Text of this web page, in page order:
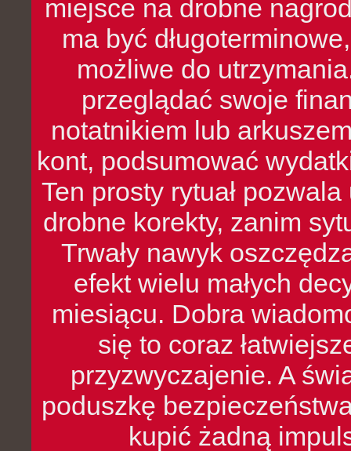
miejsce na drobne
ma być
możliwe do
przeglądać swoje
notatnikiem lub
kont, podsumować
Ten prosty rytuał
drobne korekty, zanim
Trwały nawyk
efekt wielu małych
miesiącu. Dobra
się to coraz
przyzwyczajenie. A
poduszkę
kupić żadną